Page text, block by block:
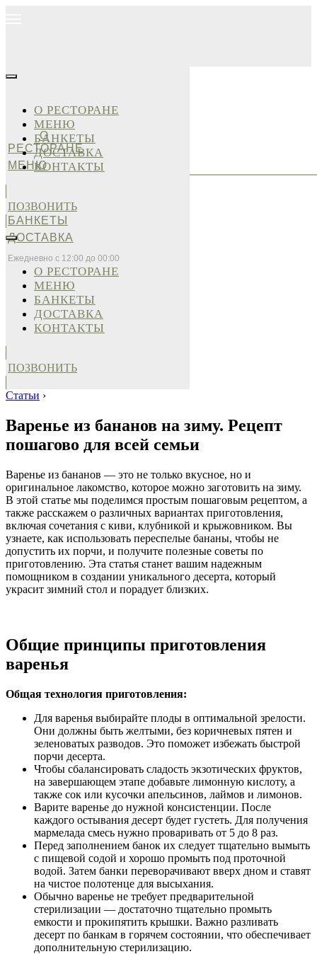
О
РЕСТОРАНЕ
МЕНЮ
БАНКЕТЫ
ДОСТАВКА
Ежедневно с 12:00 до 00:00
О РЕСТОРАНЕ
МЕНЮ
БАНКЕТЫ
ДОСТАВКА
КОНТАКТЫ
ПОЗВОНИТЬ
О РЕСТОРАНЕ
МЕНЮ
БАНКЕТЫ
ДОСТАВКА
КОНТАКТЫ
ПОЗВОНИТЬ
Статьи ›
Варенье из бананов на зиму. Рецепт
пошагово для всей семьи
Варенье из бананов — это не только вкусное, но и
оригинальное лакомство, которое можно заготовить на зиму.
В этой статье мы поделимся простым пошаговым рецептом, а
также расскажем о различных вариантах приготовления,
включая сочетания с киви, клубникой и крыжовником. Вы
узнаете, как использовать переспелые бананы, чтобы не
допустить их порчи, и получите полезные советы по
приготовлению. Эта статья станет вашим надежным
помощником в создании уникального десерта, который
украсит зимний стол и порадует близких.
Общие принципы приготовления
варенья
Общая технология приготовления:
Для варенья выбирайте плоды в оптимальной зрелости.
Они должны быть желтыми, без коричневых пятен и
зеленоватых разводов. Это поможет избежать быстрой
порчи десерта.
Чтобы сбалансировать сладость экзотических фруктов,
на завершающем этапе добавьте лимонную кислоту, а
также сок или кусочки апельсинов, лаймов и лимонов.
Варите варенье до нужной консистенции. После
каждого остывания десерт будет густеть. Для получения
мармелада смесь нужно проваривать от 5 до 8 раз.
Перед заполнением банок их следует тщательно вымыть
с пищевой содой и хорошо промыть под проточной
водой. Затем банки переворачивают вверх дном и ставят
на чистое полотенце для высыхания.
Обычно варенье не требует предварительной
стерилизации — достаточно тщательно промыть
емкости и прокипятить крышки. Важно разливать
десерт по банкам в горячем состоянии, что обеспечивает
дополнительную стерилизацию.